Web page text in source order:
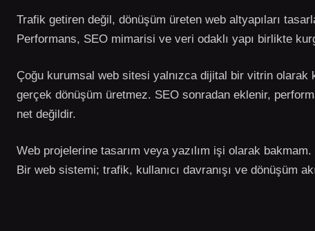
Trafik getiren değil, dönüşüm üreten web altyapıları
Performans, SEO mimarisi ve veri odaklı yapı birlikte
Çoğu kurumsal web sitesi yalnızca dijital bir vitrin olarak
gerçek dönüşüm üretmez. SEO sonradan eklenir,
net değildir.
Web projelerine tasarım veya yazılım işi olarak bakmam.
Bir web sistemi; trafik, kullanıcı davranışı ve dönüşüm